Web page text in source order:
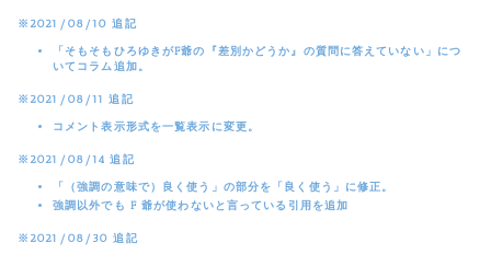
※2021/08/10 追記
「そもそもひろゆきがF爺の『差別かどうか』の質問に答えていない」につ
いてコラム追加。
※2021/08/11 追記
コメント表示形式を一覧表示に変更。
※2021/08/14 追記
「（強調の意味で）良く使う」の部分を「良く使う」に修正。
強調以外でも F 爺が使わないと言っている引用を追加
※2021/08/30 追記